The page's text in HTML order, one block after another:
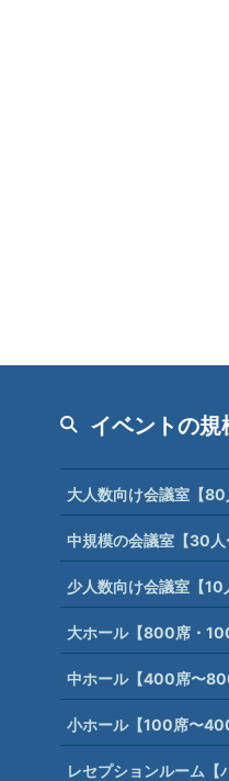
イベントの
大人数向け会議室【80
中規模の会議室【30人
少人数向け会議室【10
大ホール【800席・
中ホール【400席〜
小ホール【100席〜
レセプションルーム【